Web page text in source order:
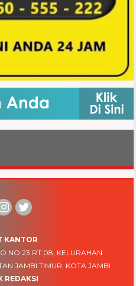
KANTOR
NO.23 RT.08, KELURAHAN
JAMBI TIMUR, KOTA JAMBI
REDAKSI